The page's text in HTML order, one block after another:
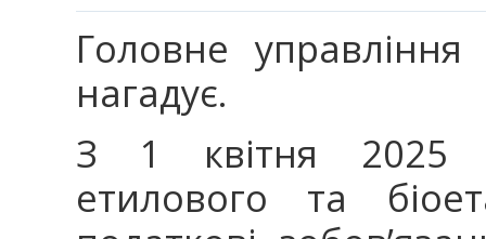
Головне
нагадує.
З 1 квітня 2025
етилового та